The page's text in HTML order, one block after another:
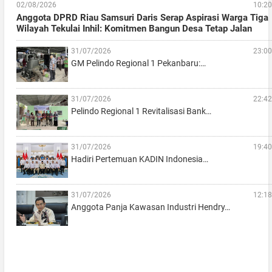
02/08/2026 10:20
Anggota DPRD Riau Samsuri Daris Serap Aspirasi Warga Tiga
Wilayah Tekulai Inhil: Komitmen Bangun Desa Tetap Jalan
31/07/2026 23:00
GM Pelindo Regional 1 Pekanbaru:…
31/07/2026 22:42
Pelindo Regional 1 Revitalisasi Bank…
31/07/2026 19:40
Hadiri Pertemuan KADIN Indonesia…
31/07/2026 12:18
Anggota Panja Kawasan Industri Hendry…